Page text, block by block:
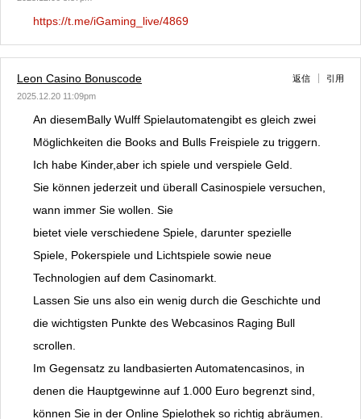
https://t.me/iGaming_live/4869
Leon Casino Bonuscode
2025.12.20 11:09pm
返信 引用
An diesemBally Wulff Spielautomatengibt es gleich zwei
Möglichkeiten die Books and Bulls Freispiele zu triggern.
Ich habe Kinder,aber ich spiele und verspiele Geld.
Sie können jederzeit und überall Casinospiele versuchen,
wann immer Sie wollen. Sie
bietet viele verschiedene Spiele, darunter spezielle
Spiele, Pokerspiele und Lichtspiele sowie neue
Technologien auf dem Casinomarkt.
Lassen Sie uns also ein wenig durch die Geschichte und
die wichtigsten Punkte des Webcasinos Raging Bull
scrollen.
Im Gegensatz zu landbasierten Automatencasinos, in
denen die Hauptgewinne auf 1.000 Euro begrenzt sind,
können Sie in der Online Spielothek so richtig abräumen.